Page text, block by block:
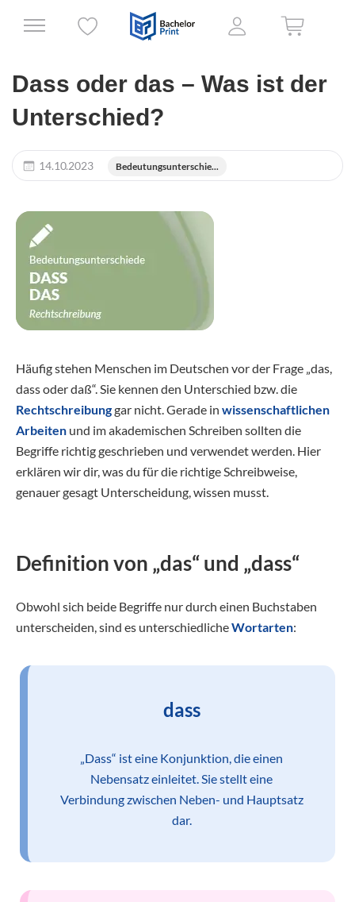
Dass oder das – Was ist der
Unterschied?
14.10.2023 Bedeutungsunterschie...
Häufig stehen Menschen im Deutschen vor der Frage „das,
dass oder daß“. Sie kennen den Unterschied bzw. die
Rechtschreibunggar nicht. Gerade in wissenschaftlichen
Arbeiten und im akademischen Schreiben sollten die
Begriffe richtig geschrieben und verwendet werden. Hier
erklären wir dir, was du für die richtige Schreibweise,
genauer gesagt Unterscheidung, wissen musst.
Definition von „das“ und „dass“
Obwohl sich beide Begriffe nur durch einen Buchstaben
unterscheiden, sind es unterschiedlicheWortarten:
dass
„Dass“ ist eine Konjunktion, die einen
Nebensatz einleitet. Sie stellt eine
Verbindung zwischen Neben- und Hauptsatz
dar.